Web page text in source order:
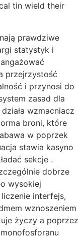
tin wield their
prawdziwe
statystyk i
przejrzystość
i przynosi do
zasad dla
wzmacniacz
broni, które
w poprzek
stawia kasyno
sekcje .
dobrze
wysokiej
interfejs,
wznoszeniem
życzy a poprzez